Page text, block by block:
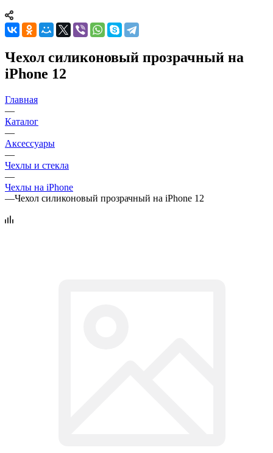
Чехол силиконовый прозрачный на
iPhone 12
Главная
—
Каталог
—
Аксессуары
—
Чехлы и стекла
—
Чехлы на iPhone
—Чехол силиконовый прозрачный на iPhone 12